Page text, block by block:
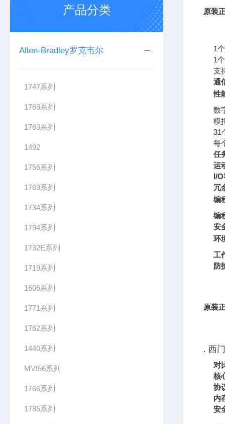
产品分类
Allen-Bradley罗克韦尔
1747系列
1768系列
1763系列
1492
1756系列
1769系列
1734系列
1794系列
1732E系列
1719系列
1606系列
1771系列
1762系列
1440系列
MVI56系列
1766系列
1785系列
原装
1
1
支
通
性
数
模
31
每
任
运
I/
冗
编
编
安
环
工
防
原装
. 西
对
核
协
内
安